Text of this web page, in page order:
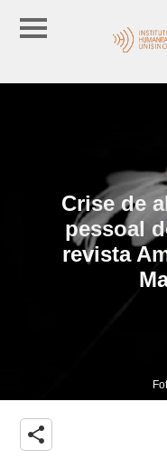
Crise de
pessoal
revista
share